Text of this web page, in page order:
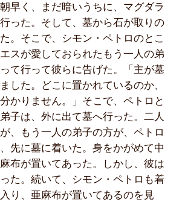
早く、まだ暗いうちに、マグダラ
った。そして、墓から石が取りの
。そこで、シモン・ペトロのとこ
スが愛しておられたもう一人の弟
て行って彼らに告げた。「主が墓
した。どこに置かれているのか、
かりません。」そこで、ペトロと
子は、外に出て墓へ行った。二人
、もう一人の弟子の方が、ペトロ
先に墓に着いた。身をかがめて中
布が置いてあった。しかし、彼は
た。続いて、シモン・ペトロも着
り、亜麻布が置いてあるのを見